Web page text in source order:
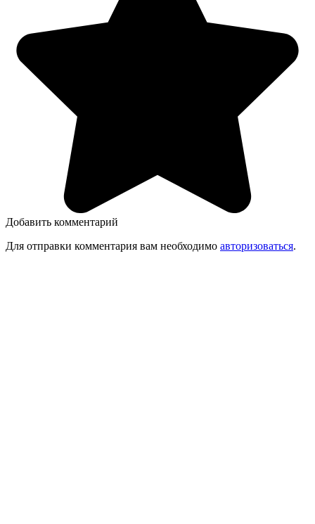
Добавить комментарий
Для отправки комментария вам необходимо авторизоваться.